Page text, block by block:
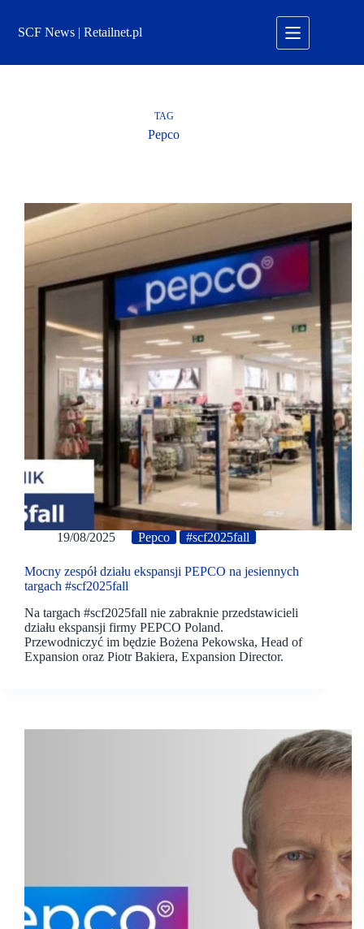
treściSCF News | Retailnet.pl
TAG
Pepco
19/08/2025 Pepco #scf2025fall
Mocny zespół działu ekspansji PEPCO na jesiennych
targach #scf2025fall
Na targach #scf2025fall nie zabraknie przedstawicieli
działu ekspansji firmy PEPCO Poland.
Przewodniczyć im będzie Bożena Pekowska, Head of
Expansion oraz Piotr Bakiera, Expansion Director.